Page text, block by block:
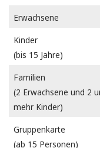
Erwachsene
Kinder
(bis 15 Jahre)
Familien
(2 Erwachsene und 2
mehr Kinder)
Gruppenkarte
(ab 15 Personen)